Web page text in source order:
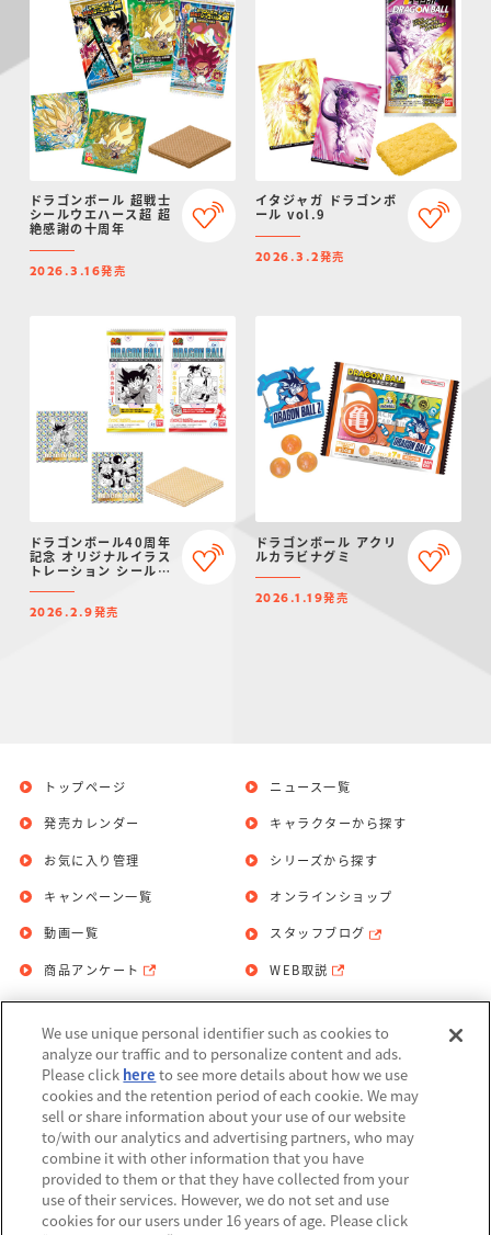
ドラゴンボール 超戦士
シールウエハース超 超
絶感謝の十周年
2026.3.16発売
イタジャガ ドラゴンボ
ール vol.9
2026.3.2発売
ドラゴンボール40周年
記念 オリジナルイラス
トレーション シールウ
2026.2.9発売
ドラゴンボール アクリ
ルカラビナグミ
2026.1.19発売
トップページ
発売カレンダー
お気に入り管理
ニュース一覧
キャラクターから探す
シリーズから探す
キャンペーン一覧
動画一覧
商品アンケート
オンラインショップ
スタッフブログ
WEB取説
お問い合わせ 個人情報保護方針
利用規約
Do Not Sell or Share My Personal
Information
アレルギー情報
We use unique personal identifier such as cookies to
analyze our traffic and to personalize content and ads.
Please click here to see more details about how we use
cookies and the retention period of each cookie. We may
sell or share information about your use of our website
to/with our analytics and advertising partners, who may
combine it with other information that you have
provided to them or that they have collected from your
use of their services. However, we do not set and use
cookies for our users under 16 years of age. Please click